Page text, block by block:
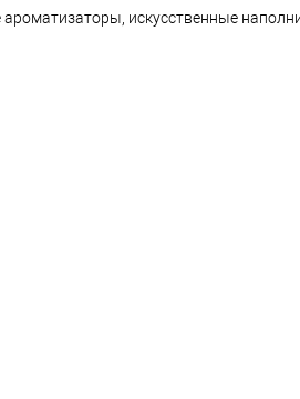
ароматизаторы, искусственные